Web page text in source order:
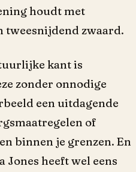
houdt met
tweesnijdend zwaard.
kant is
zonder onnodige
een uitdagende
of
binnen je grenzen. En
Jones heeft wel eens